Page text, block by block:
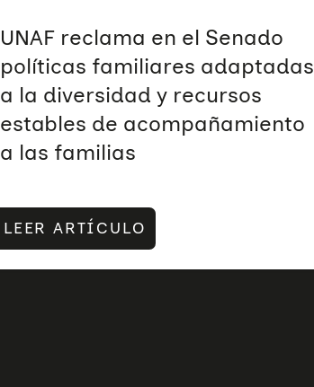
UNAF reclama en el Senado
políticas familiares adaptadas
a la diversidad y recursos
estables de acompañamiento
a las familias
LEER ARTÍCULO